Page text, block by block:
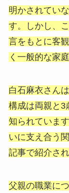
明かされてい
す。しかし、
言をもとに客
く一般的な家
白石麻衣さん
構成は両親と3
知られていま
いに支え合う
記事で紹介さ
父親の職業に